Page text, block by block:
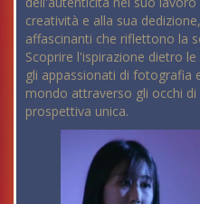
creatività e alla sua
affascinanti che riflettono la
Scoprire l'ispirazione dietro
gli appassionati di fotografia
mondo attraverso gli occhi
prospettiva unica.